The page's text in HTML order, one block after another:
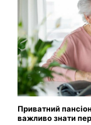
Приватний
важливо знати